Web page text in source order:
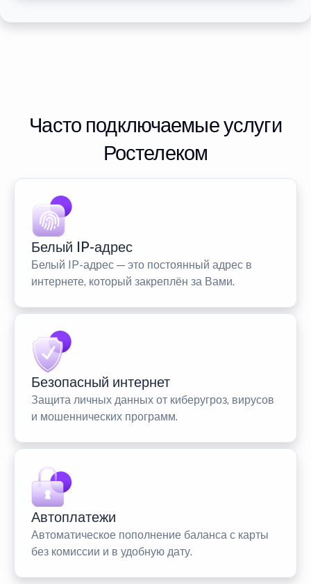
Часто подключаемые услуги
Ростелеком
Белый IP-адрес
Белый IP-адрес — это постоянный адрес в
интернете, который закреплён за Вами.
Безопасный интернет
Защита личных данных от киберугроз, вирусов
и мошеннических программ.
Автоплатежи
Автоматическое пополнение баланса с карты
без комиссии и в удобную дату.